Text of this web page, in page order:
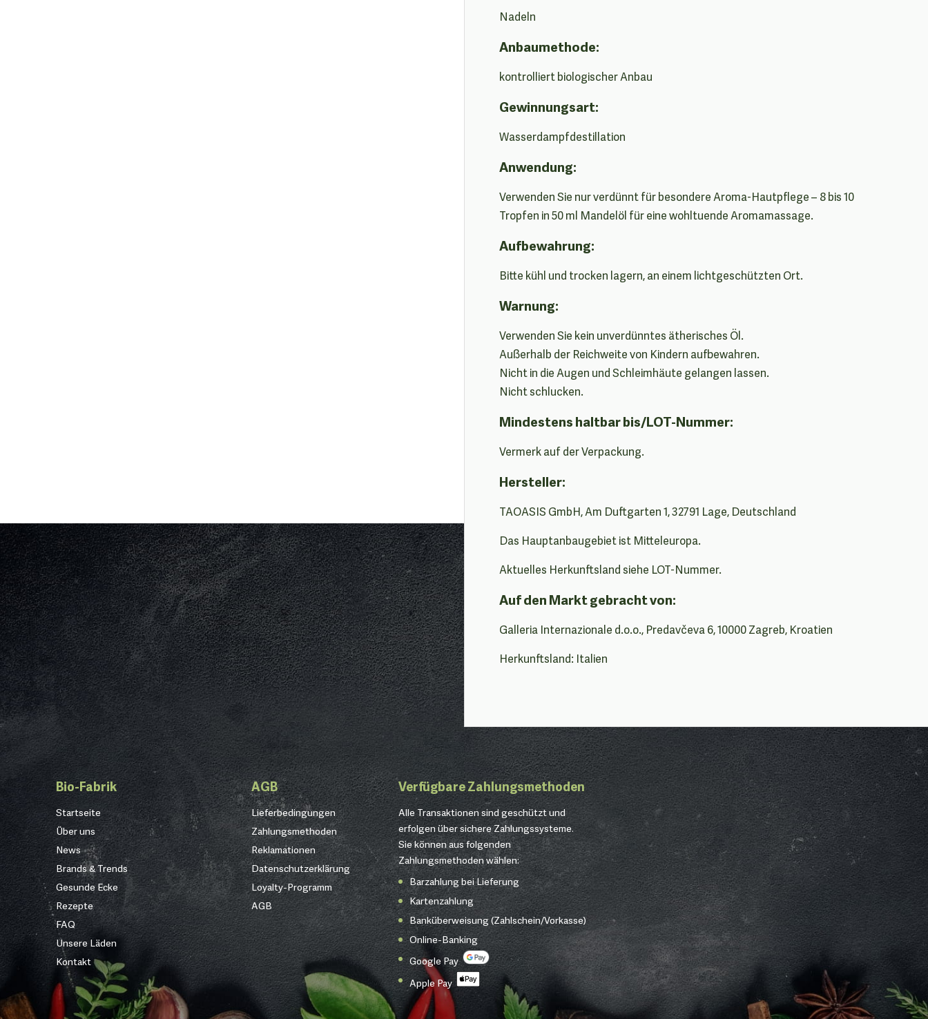
Nadeln
Anbaumethode:
kontrolliert biologischer Anbau
Gewinnungsart:
Wasserdampfdestillation
Anwendung:
Verwenden Sie nur verdünnt für besondere Aroma-Hautpflege – 8 bis 10
Tropfen in 50 ml Mandelöl für eine wohltuende Aromamassage.
Aufbewahrung:
Bitte kühl und trocken lagern, an einem lichtgeschützten Ort.
Warnung:
Verwenden Sie kein unverdünntes ätherisches Öl.
Außerhalb der Reichweite von Kindern aufbewahren.
Nicht in die Augen und Schleimhäute gelangen lassen.
Nicht schlucken.
Mindestens haltbar bis/LOT-Nummer:
Vermerk auf der Verpackung.
Hersteller:
TAOASIS GmbH, Am Duftgarten 1, 32791 Lage, Deutschland
Das Hauptanbaugebiet ist Mitteleuropa.
Aktuelles Herkunftsland siehe LOT-Nummer.
Auf den Markt gebracht von:
Galleria Internazionale d.o.o., Predavčeva 6, 10000 Zagreb, Kroatien
Herkunftsland: Italien
Bio-Fabrik
Startseite
Über uns
News
Brands & Trends
Gesunde Ecke
Rezepte
FAQ
Unsere Läden
Kontakt
AGB
Lieferbedingungen
Zahlungsmethoden
Reklamationen
Datenschutzerklärung
Loyalty-Programm
AGB
Verfügbare Zahlungsmethoden
Alle Transaktionen sind geschützt und
erfolgen über sichere Zahlungssysteme.
Sie können aus folgenden
Zahlungsmethoden wählen:
Barzahlung bei Lieferung
Kartenzahlung
Banküberweisung (Zahlschein/Vorkasse)
Online-Banking
Google Pay
Apple Pay